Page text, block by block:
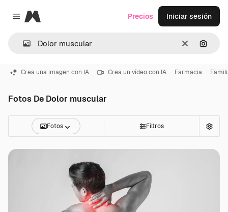
Close menu
Magnific
Borrar
Precios Iniciar sesión
Crea una imagen con IA Crea un vídeo con IA Farmacia
Fotos De Dolor muscular
Fotos Filtros